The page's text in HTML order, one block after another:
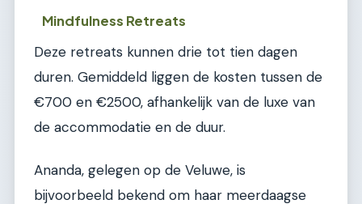
Mindfulness Retreats
Deze retreats kunnen drie tot tien dagen
duren. Gemiddeld liggen de kosten tussen de
€700 en €2500, afhankelijk van de luxe van
de accommodatie en de duur.
Ananda, gelegen op de Veluwe, is
bijvoorbeeld bekend om haar meerdaagse